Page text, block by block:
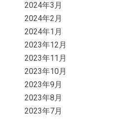
2024年3月
2024年2月
2024年1月
2023年12月
2023年11月
2023年10月
2023年9月
2023年8月
2023年7月